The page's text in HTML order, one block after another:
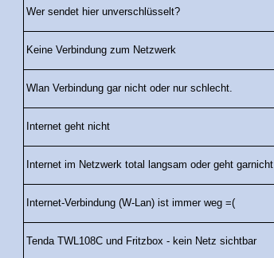
Wer sendet hier unverschlüsselt?
Keine Verbindung zum Netzwerk
Wlan Verbindung gar nicht oder nur schlecht.
Internet geht nicht
Internet im Netzwerk total langsam oder geht garnicht
Internet-Verbindung (W-Lan) ist immer weg =(
Tenda TWL108C und Fritzbox - kein Netz sichtbar